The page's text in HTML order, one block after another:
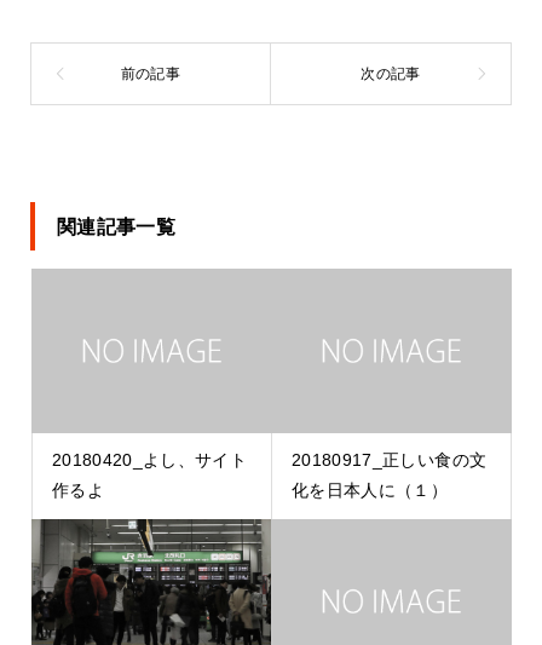
関連記事一覧
20180420_よし、サイト
作るよ
20180917_正しい食の文
化を日本人に（１）